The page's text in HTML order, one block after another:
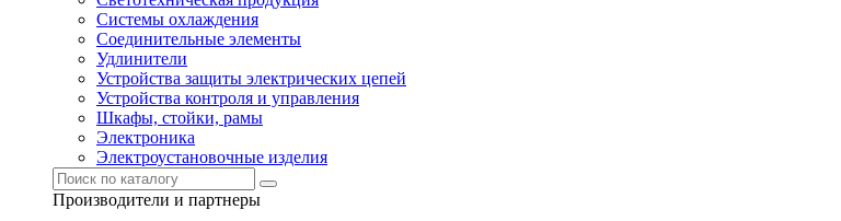
Системы охлаждения
Соединительные элементы
Удлинители
Устройства защиты электрических цепей
Устройства контроля и управления
Шкафы, стойки, рамы
Электроника
Электроустановочные изделия
Производители и партнеры